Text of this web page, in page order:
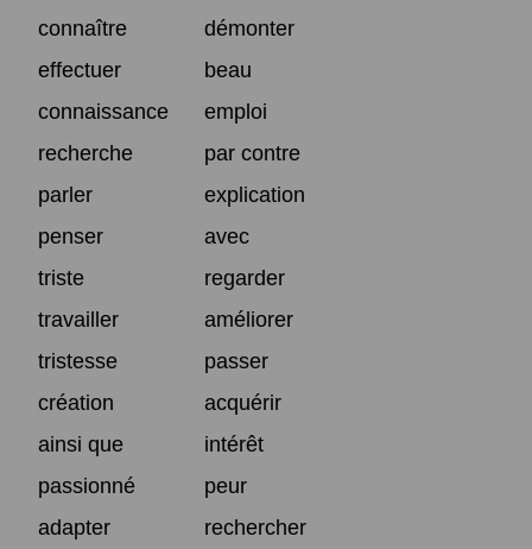
connaître
démonter
effectuer
beau
connaissance
emploi
recherche
par contre
parler
explication
penser
avec
triste
regarder
travailler
améliorer
tristesse
passer
création
acquérir
ainsi que
intérêt
passionné
peur
adapter
rechercher